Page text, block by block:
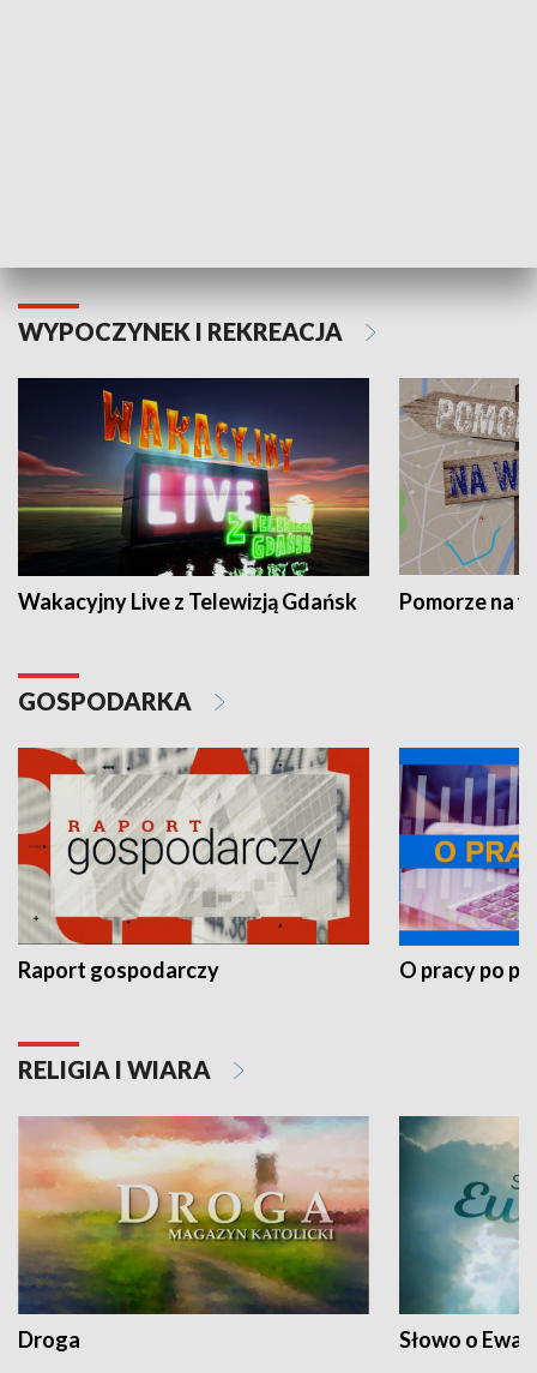
WYPOCZYNEK I REKREACJA
Wakacyjny Live z Telewizją Gdańsk Pomorze na
GOSPODARKA
Raport gospodarczy O pracy po
RELIGIA I WIARA
Droga Słowo o